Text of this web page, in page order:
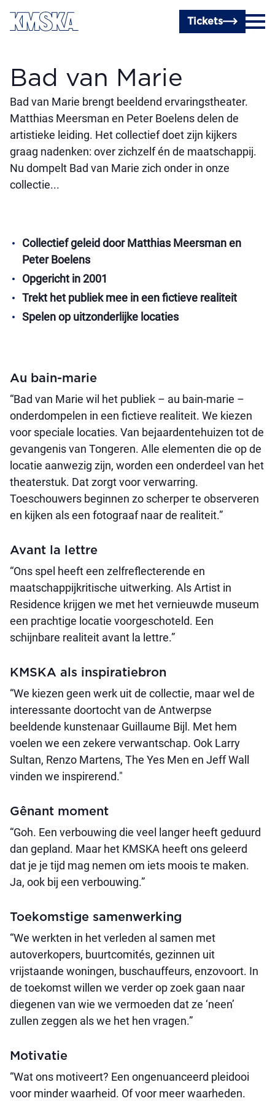
Ga naar hoofdinhoud
Tickets
Bad van Marie
Bad van Marie brengt beeldend ervaringstheater.
Matthias Meersman en Peter Boelens delen de
artistieke leiding. Het collectief doet zijn kijkers
graag nadenken: over zichzelf én de maatschappij.
Nu dompelt Bad van Marie zich onder in onze
collectie...
Collectief geleid door Matthias Meersman en
Peter Boelens
Opgericht in 2001
Trekt het publiek mee in een fictieve realiteit
Spelen op uitzonderlijke locaties
Au bain-marie
“Bad van Marie wil het publiek – au bain-marie –
onderdompelen in een fictieve realiteit. We kiezen
voor speciale locaties. Van bejaardentehuizen tot de
gevangenis van Tongeren. Alle elementen die op de
locatie aanwezig zijn, worden een onderdeel van het
theaterstuk. Dat zorgt voor verwarring.
Toeschouwers beginnen zo scherper te observeren
en kijken als een fotograaf naar de realiteit.”
Avant la lettre
“Ons spel heeft een zelfreflecterende en
maatschappijkritische uitwerking. Als Artist in
Residence krijgen we met het vernieuwde museum
een prachtige locatie voorgeschoteld. Een
schijnbare realiteit avant la lettre.”
KMSKA als inspiratiebron
“We kiezen geen werk uit de collectie, maar wel de
interessante doortocht van de Antwerpse
beeldende kunstenaar Guillaume Bijl. Met hem
voelen we een zekere verwantschap. Ook Larry
Sultan, Renzo Martens, The Yes Men en Jeff Wall
vinden we inspirerend."
Gênant moment
“Goh. Een verbouwing die veel langer heeft geduurd
dan gepland. Maar het KMSKA heeft ons geleerd
dat je je tijd mag nemen om iets moois te maken.
Ja, ook bij een verbouwing.”
Toekomstige samenwerking
“We werkten in het verleden al samen met
autoverkopers, buurtcomités, gezinnen uit
vrijstaande woningen, buschauffeurs, enzovoort. In
de toekomst willen we verder op zoek gaan naar
diegenen van wie we vermoeden dat ze ‘neen’
zullen zeggen als we het hen vragen.”
Motivatie
“Wat ons motiveert? Een ongenuanceerd pleidooi
voor minder waarheid. Of voor meer waarheden.